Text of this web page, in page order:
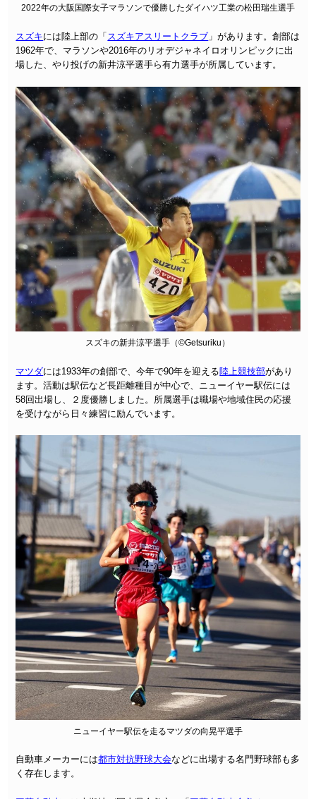
2022年の大阪国際女子マラソンで優勝したダイハツ工業の松田瑞生選手
スズキには陸上部の「 スズキアスリートクラブ 」があります。創部は
1962年で、マラソンや2016年のリオデジャネイロオリンピックに出
場した、やり投げの新井涼平選手ら有力選手が所属しています。
スズキの新井涼平選手（©Getsuriku）
マツダには1933年の創部で、今年で90年を迎える陸上競技部があり
ます。活動は駅伝など長距離種目が中心で、ニューイヤー駅伝には
58回出場し、２度優勝しました。所属選手は職場や地域住民の応援
を受けながら日々練習に励んでいます。
ニューイヤー駅伝を走るマツダの向晃平選手
自動車メーカーには都市対抗野球大会などに出場する名門野球部も多
く存在します。